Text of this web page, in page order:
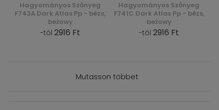
Hagyományos Szőnyeg
F743A Dark Atlas Pp - bézs,
beżowy
-tól 2916 Ft
Hagyományos Szőnyeg
F741C Dark Atlas Pp - bézs,
beżowy
-tól 2916 Ft
Mutasson többet